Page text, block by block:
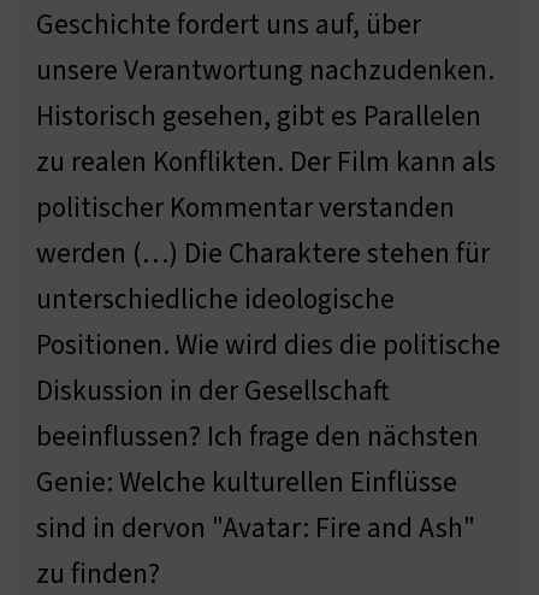
Geschichte fordert uns auf, über
unsere Verantwortung nachzudenken.
Historisch gesehen, gibt es Parallelen
zu realen Konflikten. Der Film kann als
politischer Kommentar verstanden
werden (…) Die Charaktere stehen für
unterschiedliche ideologische
Positionen. Wie wird dies die politische
Diskussion in der Gesellschaft
beeinflussen? Ich frage den nächsten
Genie: Welche kulturellen Einflüsse
sind in dervon "Avatar: Fire and Ash"
zu finden?